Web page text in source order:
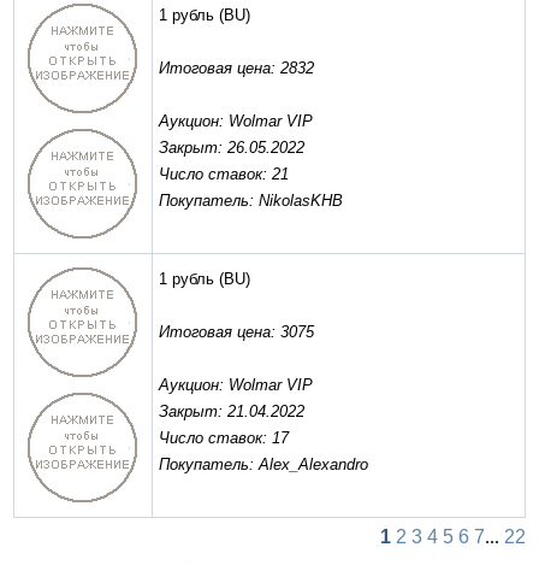
1 рубль (BU)
Итоговая цена: 2832
Аукцион: Wolmar VIP
Закрыт: 26.05.2022
Число ставок: 21
Покупатель: NikolasKHB
1 рубль (BU)
Итоговая цена: 3075
Аукцион: Wolmar VIP
Закрыт: 21.04.2022
Число ставок: 17
Покупатель: Alex_Alexandro
1 2 3 4 5 6 7... 22